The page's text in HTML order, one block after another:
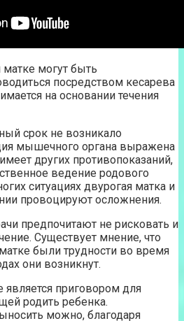
могут быть
посредством кесарева
на основании течения
срок не возникало
мышечного органа выражена
других противопоказаний,
ведение родового
ситуациях двурогая матка и
провоцируют осложнения.
предпочитают не рисковать и
Существует мнение, что
были трудности во время
они возникнут.
является приговором для
родить ребенка.
можно, благодаря